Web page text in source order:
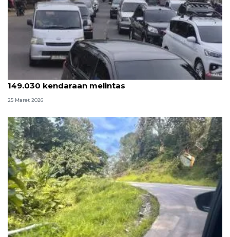
Puncak arus balik Nagreg terjadi H+3 dengan
149.030 kendaraan melintas
25 Maret 2026